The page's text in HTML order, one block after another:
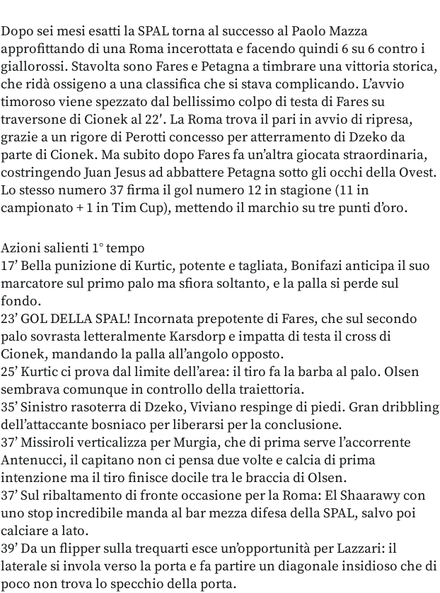
Dopo sei mesi esatti la SPAL torna al successo al Paolo Mazza
approfittando di una Roma incerottata e facendo quindi 6 su 6 contro i
giallorossi. Stavolta sono Fares e Petagna a timbrare una vittoria storica,
che ridà ossigeno a una classifica che si stava complicando. L’avvio
timoroso viene spezzato dal bellissimo colpo di testa di Fares su
traversone di Cionek al 22′. La Roma trova il pari in avvio di ripresa,
grazie a un rigore di Perotti concesso per atterramento di Dzeko da
parte di Cionek. Ma subito dopo Fares fa un’altra giocata straordinaria,
costringendo Juan Jesus ad abbattere Petagna sotto gli occhi della Ovest.
Lo stesso numero 37 firma il gol numero 12 in stagione (11 in
campionato + 1 in Tim Cup), mettendo il marchio su tre punti d’oro.
Azioni salienti 1° tempo
17’ Bella punizione di Kurtic, potente e tagliata, Bonifazi anticipa il suo
marcatore sul primo palo ma sfiora soltanto, e la palla si perde sul
fondo.
23’ GOL DELLA SPAL! Incornata prepotente di Fares, che sul secondo
palo sovrasta letteralmente Karsdorp e impatta di testa il cross di
Cionek, mandando la palla all’angolo opposto.
25’ Kurtic ci prova dal limite dell’area: il tiro fa la barba al palo. Olsen
sembrava comunque in controllo della traiettoria.
35’ Sinistro rasoterra di Dzeko, Viviano respinge di piedi. Gran dribbling
dell’attaccante bosniaco per liberarsi per la conclusione.
37’ Missiroli verticalizza per Murgia, che di prima serve l’accorrente
Antenucci, il capitano non ci pensa due volte e calcia di prima
intenzione ma il tiro finisce docile tra le braccia di Olsen.
37’ Sul ribaltamento di fronte occasione per la Roma: El Shaarawy con
uno stop incredibile manda al bar mezza difesa della SPAL, salvo poi
calciare a lato.
39’ Da un flipper sulla trequarti esce un’opportunità per Lazzari: il
laterale si invola verso la porta e fa partire un diagonale insidioso che di
poco non trova lo specchio della porta.